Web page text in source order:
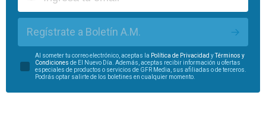
Regístrate a Boletín A.M.
Al someter tu correo electrónico, aceptas la Política de Privacidad y
Términos y
Condiciones de El Nuevo Día. Además, aceptas recibir información u ofertas
especiales de productos o servicios de GFR Media, sus afiliadas o de terceros.
Podrás optar salirte de los boletines en cualquier momento.